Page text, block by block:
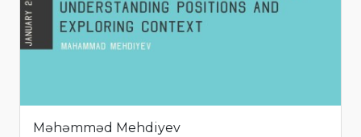
Məhəmməd Mehdiyev